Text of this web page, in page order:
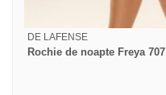
DE LAFENSE
Rochie de noapte Freya 707